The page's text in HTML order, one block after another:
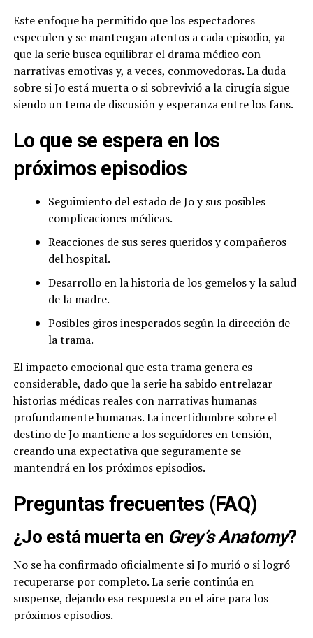
Este enfoque ha permitido que los espectadores
especulen y se mantengan atentos a cada episodio, ya
que la serie busca equilibrar el drama médico con
narrativas emotivas y, a veces, conmovedoras. La duda
sobre si Jo está muerta o si sobrevivió a la cirugía sigue
siendo un tema de discusión y esperanza entre los fans.
Lo que se espera en los
próximos episodios
Seguimiento del estado de Jo y sus posibles
complicaciones médicas.
Reacciones de sus seres queridos y compañeros
del hospital.
Desarrollo en la historia de los gemelos y la salud
de la madre.
Posibles giros inesperados según la dirección de
la trama.
El impacto emocional que esta trama genera es
considerable, dado que la serie ha sabido entrelazar
historias médicas reales con narrativas humanas
profundamente humanas. La incertidumbre sobre el
destino de Jo mantiene a los seguidores en tensión,
creando una expectativa que seguramente se
mantendrá en los próximos episodios.
Preguntas frecuentes (FAQ)
¿Jo está muerta en Grey’s Anatomy?
No se ha confirmado oficialmente si Jo murió o si logró
recuperarse por completo. La serie continúa en
suspense, dejando esa respuesta en el aire para los
próximos episodios.